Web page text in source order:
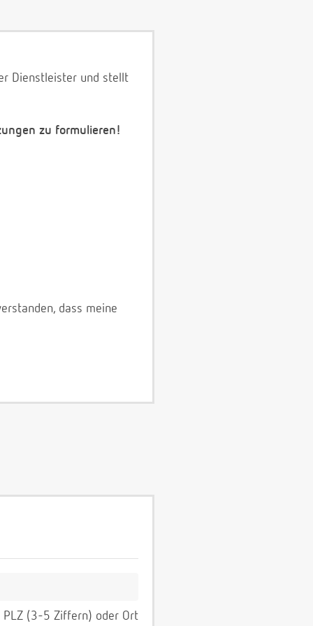
Dienstleister und stellt
zu formulieren!
dass meine
PLZ (3-5 Ziffern) oder Ort